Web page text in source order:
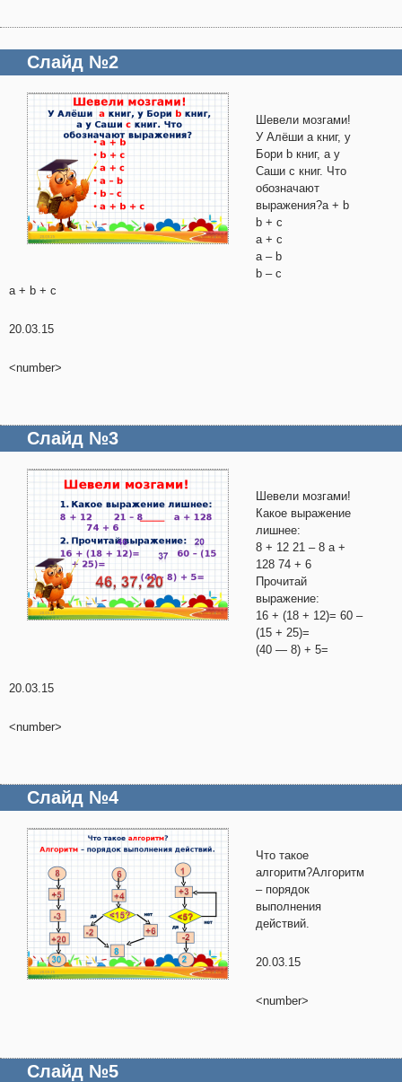
Слайд №2
Шевели мозгами!
У Алёши а книг, у
Бори b книг, а у
Саши с книг. Что
обозначают
выражения?a + b
b + c
a + c
a – b
b – c
a + b + c
20.03.15
<number>
Слайд №3
Шевели мозгами!
Какое выражение
лишнее:
8 + 12 21 – 8 а +
128 74 + 6
Прочитай
выражение:
16 + (18 + 12)= 60 –
(15 + 25)=
(40 — 8) + 5=
20.03.15
<number>
Слайд №4
Что такое
алгоритм?Алгоритм
– порядок
выполнения
действий.
20.03.15
<number>
Слайд №5